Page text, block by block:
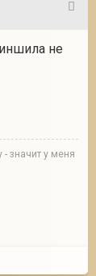
не
значит у меня